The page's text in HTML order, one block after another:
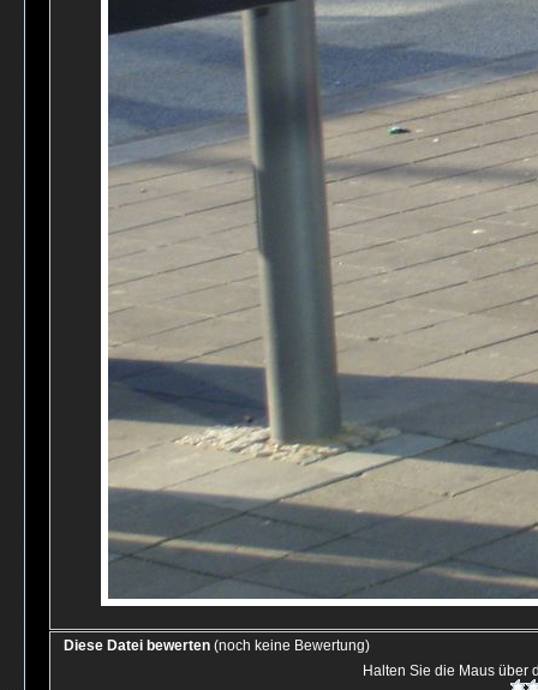
Diese Datei bewerten (noch keine Bewertung)
Halten Sie die Maus über